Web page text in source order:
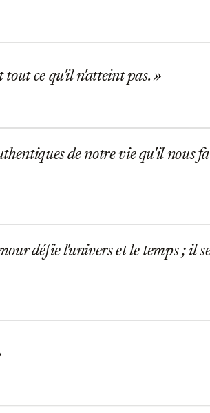
tout ce qu'il n'atteint pas.
de notre vie qu'il nous
défie l'univers et le temps ; il